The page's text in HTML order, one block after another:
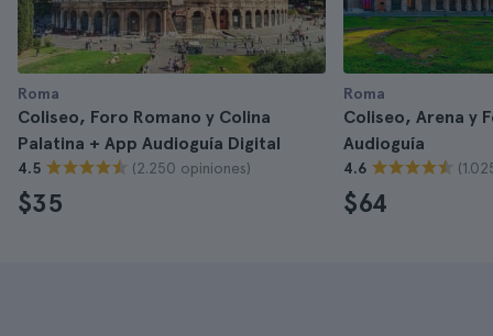
Roma
Coliseo, Foro Romano y Colina
Palatina + App Audioguía Digital
4.5 (2.250 opiniones)
$35
Roma
Coliseo, Arena y
Audioguía
4.6
$64